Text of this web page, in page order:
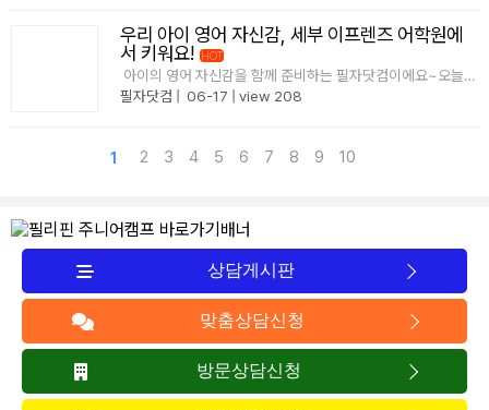
우리 아이 영어 자신감, 세부 이프렌즈 어학원에
서 키워요! HOT
아이의 영어 자신감을 함께 준비하는 필자닷컴이에요~오늘은
가족/주니어 전문 어학원인 세부 이프렌즈 어학원을 소개해 드
립니다이번에 저희가 어학원에 직접 방문했는데요 원장님과
필자닷컴 06-17 view 208
1 2 3 4 5 6 7 8 9 10
상담게시판
맞춤상담신청
방문상담신청